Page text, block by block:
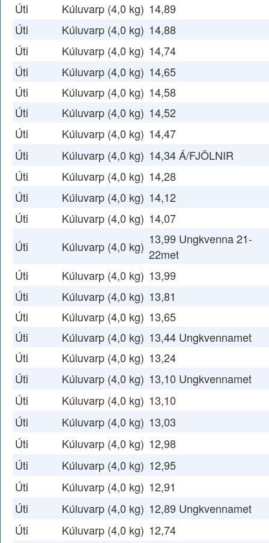
Úti
Kúluvarp (4,0 kg) 14,89
Úti
Kúluvarp (4,0 kg) 14,88
Úti
Kúluvarp (4,0 kg) 14,74
Úti
Kúluvarp (4,0 kg) 14,65
Úti
Kúluvarp (4,0 kg) 14,58
Úti
Kúluvarp (4,0 kg) 14,52
Úti
Kúluvarp (4,0 kg) 14,47
Úti
Kúluvarp (4,0 kg) 14,34 Á/FJÖLNIR
Úti
Kúluvarp (4,0 kg) 14,28
Úti
Kúluvarp (4,0 kg) 14,12
Úti
Kúluvarp (4,0 kg) 14,07
Úti
Kúluvarp (4,0 kg) 13,99 Ungkvenna 21-
22met
Úti
Kúluvarp (4,0 kg) 13,99
Úti
Kúluvarp (4,0 kg) 13,81
Úti
Kúluvarp (4,0 kg) 13,65
Úti
Kúluvarp (4,0 kg) 13,44 Ungkvennamet
Úti
Kúluvarp (4,0 kg) 13,24
Úti
Kúluvarp (4,0 kg) 13,10 Ungkvennamet
Úti
Kúluvarp (4,0 kg) 13,10
Úti
Kúluvarp (4,0 kg) 13,03
Úti
Kúluvarp (4,0 kg) 12,98
Úti
Kúluvarp (4,0 kg) 12,95
Úti
Kúluvarp (4,0 kg) 12,91
Úti
Kúluvarp (4,0 kg) 12,89 Ungkvennamet
Úti
Kúluvarp (4,0 kg) 12,74